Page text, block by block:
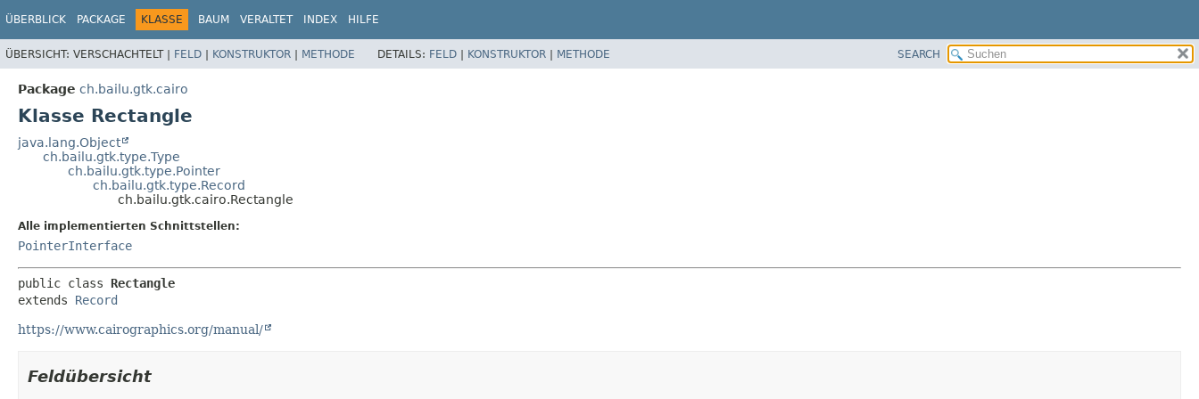
ÜBERBLICK PACKAGE KLASSE BAUM VERALTET INDEX HILFE
ÜBERSICHT: VERSCHACHTELT | FELD | KONSTRUKTOR | METHODE DETAILS: FELD | KONSTRUKTOR | METHODE SEARCH
Package ch.bailu.gtk.cairo
Klasse Rectangle
java.lang.Object
ch.bailu.gtk.type.Type
ch.bailu.gtk.type.Pointer
ch.bailu.gtk.type.Record
ch.bailu.gtk.cairo.Rectangle
Alle implementierten Schnittstellen:
PointerInterface
public class Rectangle
extends Record
https://www.cairographics.org/manual/
Feldübersicht